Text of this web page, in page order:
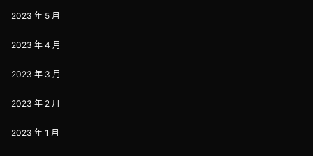
2023 年 5 月
2023 年 4 月
2023 年 3 月
2023 年 2 月
2023 年 1 月